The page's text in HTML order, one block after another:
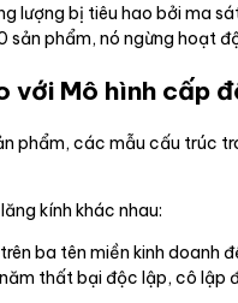
lượng bị tiêu hao bởi ma
phẩm, nó ngừng hoạt
với Mô hình cấp
phẩm, các mẫu cấu trúc
kính khác nhau:
ba tên miền kinh
thất bại độc lập, cô lập